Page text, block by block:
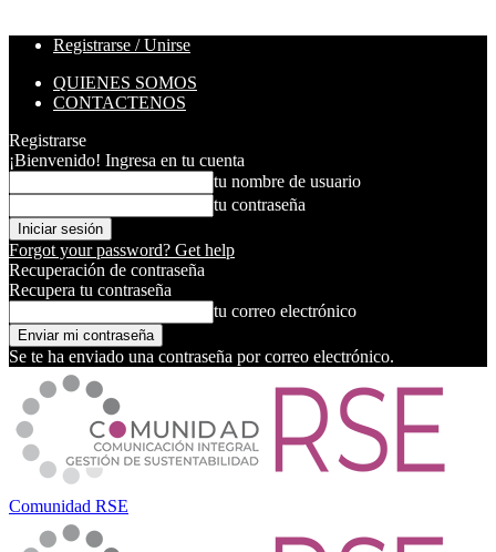
Registrarse / Unirse
QUIENES SOMOS
CONTACTENOS
Registrarse
¡Bienvenido! Ingresa en tu cuenta
tu nombre de usuario
tu contraseña
Forgot your password? Get help
Recuperación de contraseña
Recupera tu contraseña
tu correo electrónico
Se te ha enviado una contraseña por correo electrónico.
Comunidad RSE